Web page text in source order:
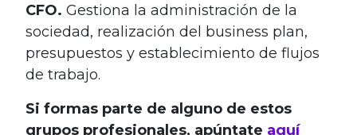
CFO. Gestiona la administración de la
sociedad, realización del business plan,
presupuestos y establecimiento de flujos
de trabajo.
Si formas parte de alguno de estos
grupos profesionales, apúntate aquí